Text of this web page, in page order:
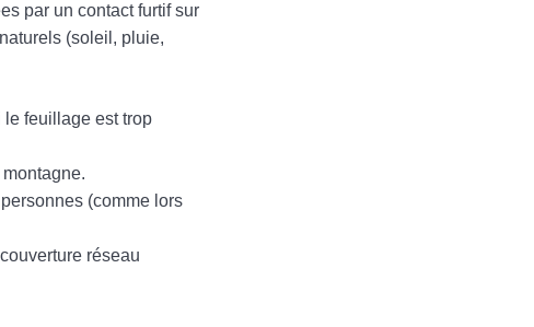
par un contact furtif sur
(soleil, pluie,
le feuillage est trop
(comme lors
réseau